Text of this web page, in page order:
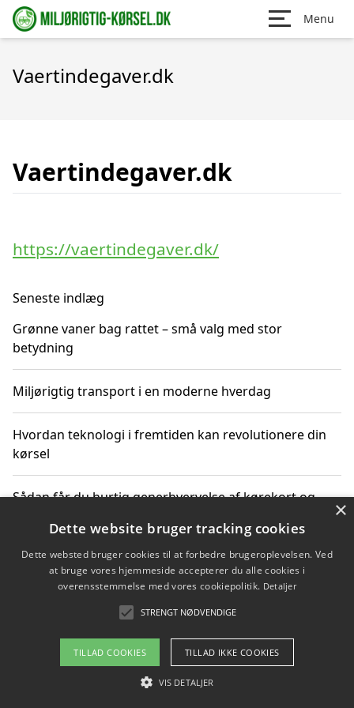
Menu
Vaertindegaver.dk
Vaertindegaver.dk
https://vaertindegaver.dk/
Seneste indlæg
Grønne vaner bag rattet – små valg med stor
betydning
Miljørigtig transport i en moderne hverdag
Hvordan teknologi i fremtiden kan revolutionere din
kørsel
Sådan får du hurtig generhvervelse af kørekort og
Sådan lærer du miljørigtig kørsel hos en køreskole i
Gentofte
Copyright 2026 - Pilanto Aps
Om / kontakt
×
Dette website bruger tracking cookies
Dette websted bruger cookies til at forbedre brugeroplevelsen. Ved
at bruge vores hjemmeside accepterer du alle cookies i
overensstemmelse med vores cookiepolitik. Detaljer
STRENGT NØDVENDIGE
TILLAD COOKIES TILLAD IKKE COOKIES
VIS DETALJER